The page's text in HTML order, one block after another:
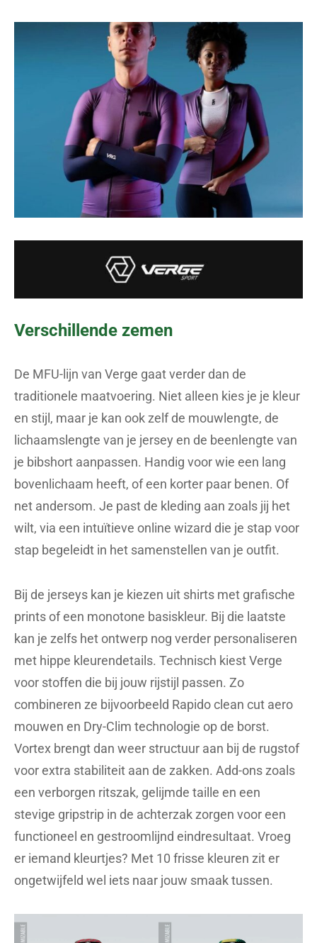
Verschillende zemen
De MFU-lijn van Verge gaat verder dan de
traditionele maatvoering. Niet alleen kies je je kleur
en stijl, maar je kan ook zelf de mouwlengte, de
lichaamslengte van je jersey en de beenlengte van
je bibshort aanpassen. Handig voor wie een lang
bovenlichaam heeft, of een korter paar benen. Of
net andersom. Je past de kleding aan zoals jij het
wilt, via een intuïtieve online wizard die je stap voor
stap begeleidt in het samenstellen van je outfit.
Bij de jerseys kan je kiezen uit shirts met grafische
prints of een monotone basiskleur. Bij die laatste
kan je zelfs het ontwerp nog verder personaliseren
met hippe kleurendetails. Technisch kiest Verge
voor stoffen die bij jouw rijstijl passen. Zo
combineren ze bijvoorbeeld Rapido clean cut aero
mouwen en Dry-Clim technologie op de borst.
Vortex brengt dan weer structuur aan bij de rugstof
voor extra stabiliteit aan de zakken. Add-ons zoals
een verborgen ritszak, gelijmde taille en een
stevige gripstrip in de achterzak zorgen voor een
functioneel en gestroomlijnd eindresultaat. Vroeg
er iemand kleurtjes? Met 10 frisse kleuren zit er
ongetwijfeld wel iets naar jouw smaak tussen.